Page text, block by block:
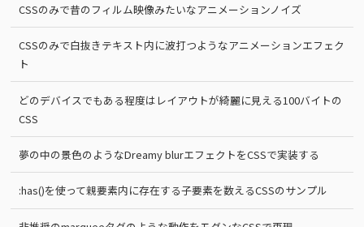
CSSのみで昔のフィルム映像みたいなアニメーションノイズ
CSSのみで白抜きテキスト内に波打つようなアニメーションエフェク
ト
どのデバイスでもある程度はレイアウトが綺麗に見える100バイトの
CSS
夢の中の景色のようなDreamy blurエフェクトをCSSで実装する
:has()を使って親要素内に存在する子要素を数えるCSSのサンプル